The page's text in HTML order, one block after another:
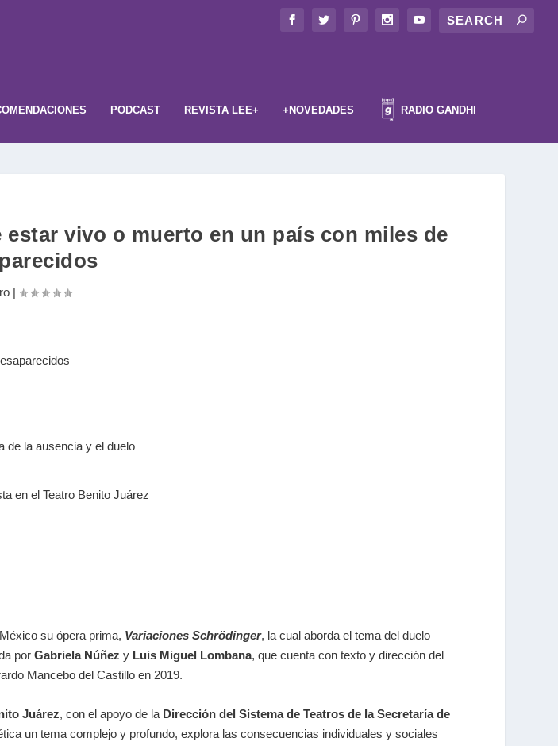
PODCAST REVISTA LEE+ +NOVEDADES RADIO GANDHI
vivo o muerto en un país con miles de
|
de la ausencia y el duelo
en el Teatro Benito Juárez
su ópera prima, Variaciones Schrödinger, la cual aborda el tema del duelo
por Gabriela Núñez y Luis Miguel Lombana, que cuenta con texto y dirección del
Mancebo del Castillo en 2019.
Juárez, con el apoyo de la Dirección del Sistema de Teatros de la Secretaría de
un tema complejo y profundo, explora las consecuencias individuales y sociales